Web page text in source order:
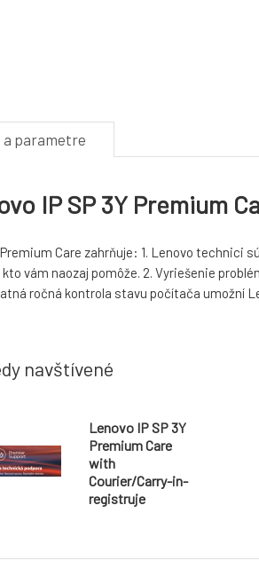
a parametre
IP SP 3Y Premium
Care zahrňuje: 1. Lenovo technici
vám naozaj pomôže. 2. Vyriešenie
ročná kontrola stavu počítača umožní
navštívené
Lenovo IP SP 3Y
Premium Care
with
Courier/Carry-in-
registruje